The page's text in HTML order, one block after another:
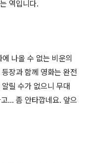
역입니다.
나올 수 없는 비운의
장과 함께 영화는 완전
릴 수가 없으니 무대
... 좀 안타깝네요. 앞으